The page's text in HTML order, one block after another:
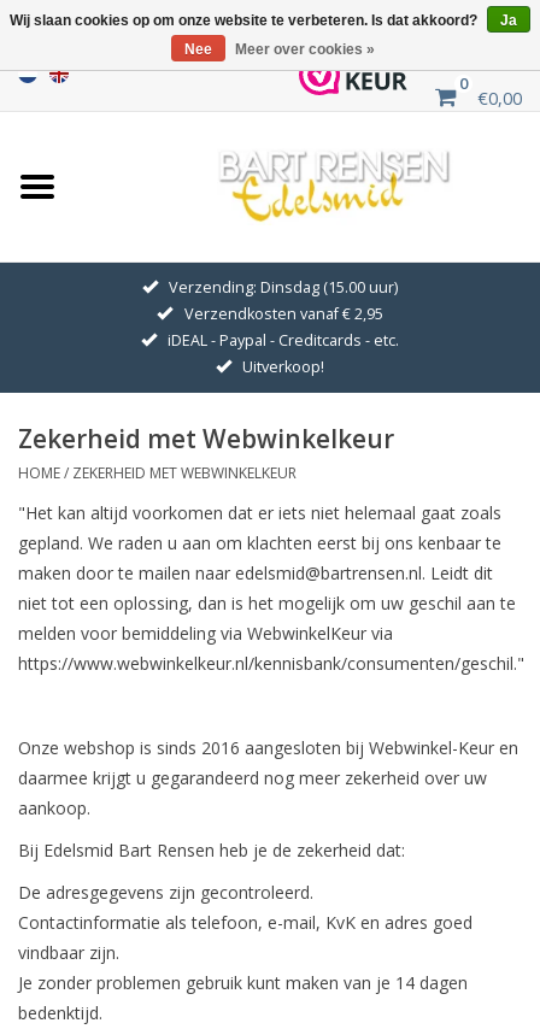
0
€0,00
Home
Uitverkoop
GOUDEN SYMBOLEN
Hanger Kettingen
Oorhangers
Medaillons
Verzending: Dinsdag (15.00 uur)
Verzendkosten vanaf € 2,95
iDEAL - Paypal - Creditcards - etc.
Uitverkoop!
Zekerheid met Webwinkelkeur
HOME/ ZEKERHEID MET WEBWINKELKEUR
"Het kan altijd voorkomen dat er iets niet helemaal gaat zoals
gepland. We raden u aan om klachten eerst bij ons kenbaar te
maken door te mailen naar edelsmid@bartrensen.nl. Leidt dit
niet tot een oplossing, dan is het mogelijk om uw geschil aan te
melden voor bemiddeling via WebwinkelKeur via
https://www.webwinkelkeur.nl/kennisbank/consumenten/geschil."
Onze webshop is sinds 2016 aangesloten bij Webwinkel-Keur en
daarmee krijgt u gegarandeerd nog meer zekerheid over uw
aankoop.
Bij Edelsmid Bart Rensen heb je de zekerheid dat:
De adresgegevens zijn gecontroleerd.
Contactinformatie als telefoon, e-mail, KvK en adres goed
vindbaar zijn.
​Je zonder problemen gebruik kunt maken van je 14 dagen
bedenktijd.
Wij slaan cookies op om onze website te verbeteren. Is dat akkoord?
Ja
Nee
Meer over cookies »